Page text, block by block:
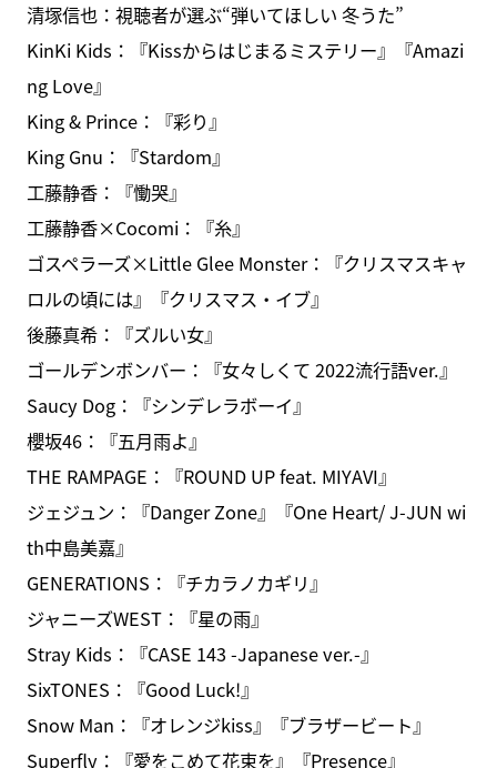
清塚信也：視聴者が選ぶ“弾いてほしい 冬うた”
KinKi Kids：『Kissからはじまるミステリー』『Amazi
ng Love』
King & Prince：『彩り』
King Gnu：『Stardom』
工藤静香：『慟哭』
工藤静香×Cocomi：『糸』
ゴスペラーズ×Little Glee Monster：『クリスマスキャ
ロルの頃には』『クリスマス・イブ』
後藤真希：『ズルい女』
ゴールデンボンバー：『女々しくて 2022流行語ver.』
Saucy Dog：『シンデレラボーイ』
櫻坂46：『五月雨よ』
THE RAMPAGE：『ROUND UP feat. MIYAVI』
ジェジュン：『Danger Zone』『One Heart/ J-JUN wi
th中島美嘉』
GENERATIONS：『チカラノカギリ』
ジャニーズWEST：『星の雨』
Stray Kids：『CASE 143 -Japanese ver.-』
SixTONES：『Good Luck!』
Snow Man：『オレンジkiss』『ブラザービート』
Superfly：『愛をこめて花束を』『Presence』